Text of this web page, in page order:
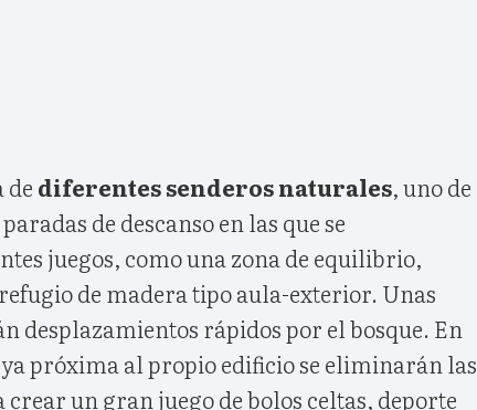
dediferentes senderos naturales, uno de
de descanso en las que se
juegos, como una zona de equilibrio,
de madera tipo aula-exterior. Unas
desplazamientos rápidos por el bosque. En
próxima al propio edificio se eliminarán las
crear un gran juego de bolos celtas, deporte